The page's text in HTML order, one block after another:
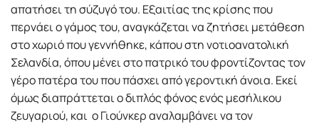
απατήσει τη σύζυγό του. Εξαιτίας της κρίσης που
περνάει ο γάμος του, αναγκάζεται να ζητήσει μετάθεση
στο χωριό που γεννήθηκε, κάπου στη νοτιοανατολική
Σελανδία, όπου μένει στο πατρικό του φροντίζοντας τον
γέρο πατέρα του που πάσχει από γεροντική άνοια. Εκεί
όμως διαπράττεται ο διπλός φόνος ενός μεσήλικου
ζευγαριού, και ο Γιούνκερ αναλαμβάνει να τον